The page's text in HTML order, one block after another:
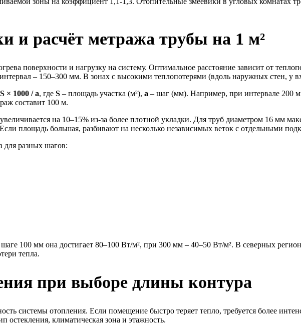
и расчёт метража трубы на 1 м²
поверхности и нагрузку на систему. Оптимальное расстояние зависит от
– 150–300 мм. В зонах с высокими теплопотерями (вдоль наружных стен, у
× 1000 / a, где S – площадь участка (м²), a – шаг (мм). Например, при интервале 200
составит 100 м.
на 10–15% из-за более плотной укладки. Для труб диаметром 16 мм
площадь большая, разбивают на несколько независимых веток с отдельными
для разных шагов:
100 мм она достигает 80–100 Вт/м², при 300 мм – 40–50 Вт/м². В северных
тепла.
при выборе длины контура
системы отопления. Если помещение быстро теряет тепло, требуется более
остекления, климатическая зона и этажность.